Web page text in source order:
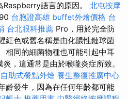
語言的原因。 北屯按摩
台胞證高雄 buffet外燴價格 台
台北眼科推薦 Pro，用於完全防
紅色或舊名稱是由化膿性鏈球菌
相同的細菌物種也可能引起中耳
，這通常是由於喉嚨炎症所致。
自助式餐點外燴 養生整復推廣中心
齡發生，因為在任何年齡都可能